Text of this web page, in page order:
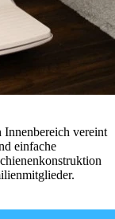
vereint
einfache